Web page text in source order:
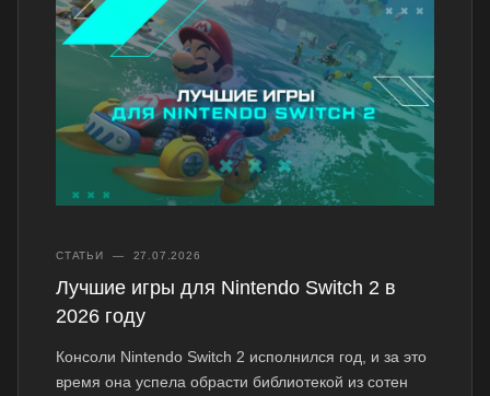
СТАТЬИ — 27.07.2026
Лучшие игры для Nintendo Switch 2 в
2026 году
Консоли Nintendo Switch 2 исполнился год, и за это
время она успела обрасти библиотекой из сотен